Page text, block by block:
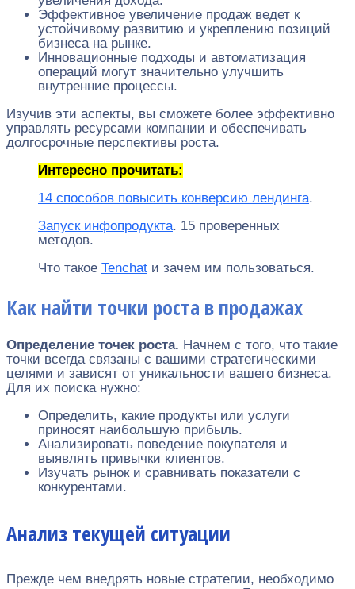
Эффективное увеличение продаж ведет к
устойчивому развитию и укреплению позиций
бизнеса на рынке.
Инновационные подходы и автоматизация
операций могут значительно улучшить
внутренние процессы.
Изучив эти аспекты, вы сможете более эффективно
управлять ресурсами компании и обеспечивать
долгосрочные перспективы роста.
Интересно прочитать:
14 способов повысить конверсию лендинга.
Запуск инфопродукта. 15 проверенных
методов.
Что такое Tenchat и зачем им пользоваться.
Как найти точки роста в продажах
Определение точек роста. Начнем с того, что такие
точки всегда связаны с вашими стратегическими
целями и зависят от уникальности вашего бизнеса.
Для их поиска нужно:
Определить, какие продукты или услуги
приносят наибольшую прибыль.
Анализировать поведение покупателя и
выявлять привычки клиентов.
Изучать рынок и сравнивать показатели с
конкурентами.
Анализ текущей ситуации
Прежде чем внедрять новые стратегии, необходимо